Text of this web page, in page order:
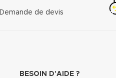
Demande de devis
BESOIN D'AIDE ?